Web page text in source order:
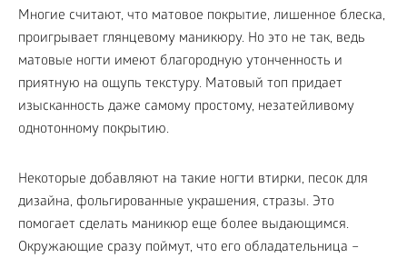
Многие считают, что матовое покрытие, лишенное блеска,
проигрывает глянцевому маникюру. Но это не так, ведь
матовые ногти имеют благородную утонченность и
приятную на ощупь текстуру. Матовый топ придает
изысканность даже самому простому, незатейливому
однотонному покрытию.
Некоторые добавляют на такие ногти втирки, песок для
дизайна, фольгированные украшения, стразы. Это
помогает сделать маникюр еще более выдающимся.
Окружающие сразу поймут, что его обладательница –